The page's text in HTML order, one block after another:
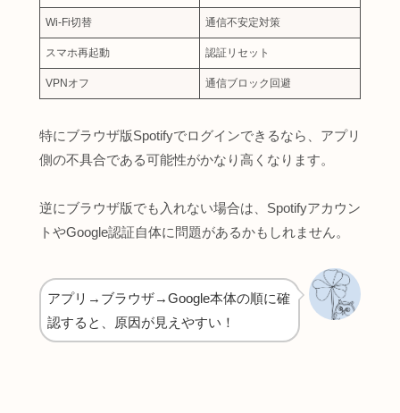
Wi-Fi切替 通信不安定対策
スマホ再起動 認証リセット
VPNオフ 通信ブロック回避
特にブラウザ版Spotifyでログインできるなら、アプリ
側の不具合である可能性がかなり高くなります。
逆にブラウザ版でも入れない場合は、Spotifyアカウン
トやGoogle認証自体に問題があるかもしれません。
アプリ→ブラウザ→Google本体の順に確
認すると、原因が見えやすい！